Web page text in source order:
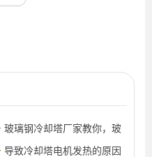
玻璃钢冷却塔厂家教你，玻
璃钢冷却塔的电机应该怎么
导致冷却塔电机发热的原因